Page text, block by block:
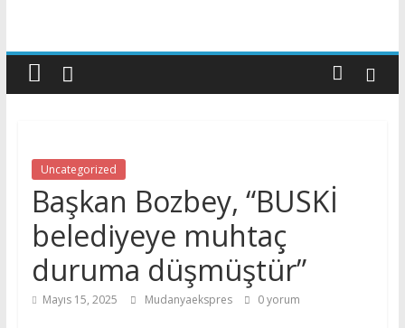
Uncategorized
Başkan Bozbey, “BUSKİ
belediyeye muhtaç
duruma düşmüştür”
Mayıs 15, 2025 Mudanyaekspres 0 yorum